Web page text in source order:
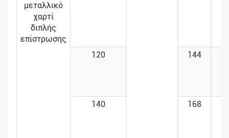
μεταλλικό
χαρτί
διπλής
επίστρωσης
120 144
140 168